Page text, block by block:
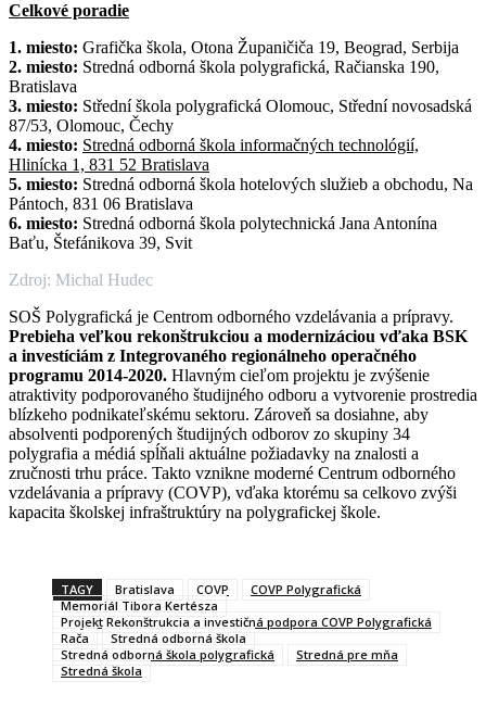
Celkové poradie
1. miesto: Grafička škola, Otona Županičiča 19, Beograd, Serbija
2. miesto: Stredná odborná škola polygrafická, Račianska 190,
Bratislava
3. miesto: Střední škola polygrafická Olomouc, Střední novosadská
87/53, Olomouc, Čechy
4. miesto: Stredná odborná škola informačných technológií,
Hlinícka 1, 831 52 Bratislava
5. miesto: Stredná odborná škola hotelových služieb a obchodu, Na
Pántoch, 831 06 Bratislava
6. miesto: Stredná odborná škola polytechnická Jana Antonína
Baťu, Štefánikova 39, Svit
Zdroj: Michal Hudec
SOŠ Polygrafická je Centrom odborného vzdelávania a prípravy.
Prebieha veľkou rekonštrukciou a modernizáciou vďaka BSK
a investíciám z Integrovaného regionálneho operačného
programu 2014-2020. Hlavným cieľom projektu je zvýšenie
atraktivity podporovaného študijného odboru a vytvorenie prostredia
blízkeho podnikateľskému sektoru. Zároveň sa dosiahne, aby
absolventi podporených študijných odborov zo skupiny 34
polygrafia a médiá spĺňali aktuálne požiadavky na znalosti a
zručnosti trhu práce. Takto vznikne moderné Centrum odborného
vzdelávania a prípravy (COVP), vďaka ktorému sa celkovo zvýši
kapacita školskej infraštruktúry na polygrafickej škole.
TAGY Bratislava COVP
COVP Polygrafická
Memoriál Tibora Kertésza
Projekt Rekonštrukcia a investičná podpora COVP Polygrafická
Rača
Stredná odborná škola
Stredná odborná škola polygrafická
Stredná pre mňa
Stredná škola